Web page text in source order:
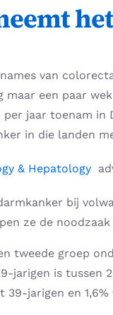
van
maar een paar
jaar toenam
in die landen
& Hepatology
bij
ze de
tweede groep
jarigen is tussen
39-jarigen en